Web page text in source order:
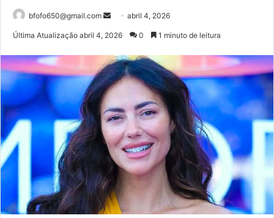
bfofo650@gmail.com
Mande
mail
abril 4, 2026
Última Atualização abril 4, 2026 0 1 minuto de leitura